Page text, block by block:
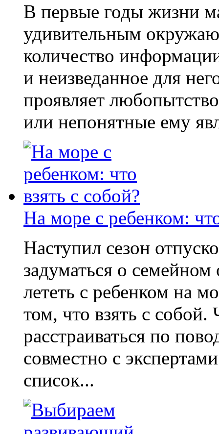
В первые годы жизни
удивительным
количество
и неизведанное для
проявляет
или непонятные ему
На море с ребенком:
Наступил сезон
задуматься о
лететь с ребенком на
том, что взять с
расстраиваться по
совместно с
список...